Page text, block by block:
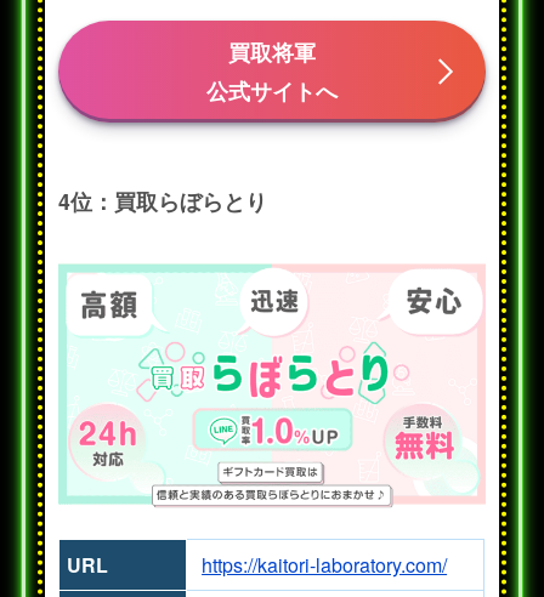
買取将軍
公式サイトへ
4位：買取らぼらとり
URL
https://kaitori-laboratory.com/